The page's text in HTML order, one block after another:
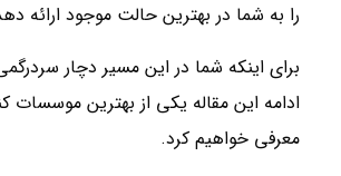
را به شما در بهترین حالت موجود ارائه
برای اینکه شما در این مسیر دچار
ادامه این مقاله یکی از بهترین موسسات
معرفی خواهیم کرد.